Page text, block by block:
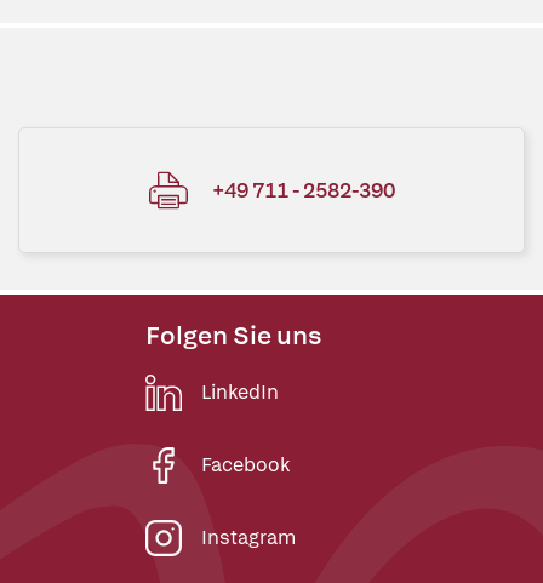
+49 711 - 2582-390
Folgen Sie uns
LinkedIn
Facebook
Instagram